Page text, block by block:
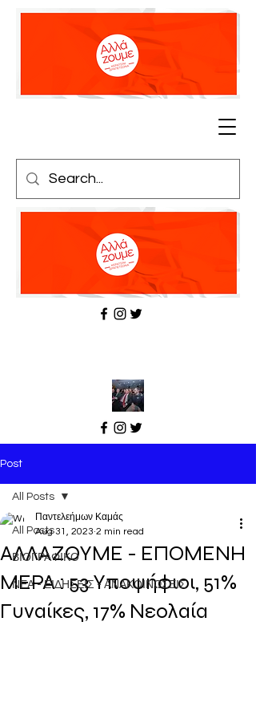
Post
All Posts
ΒΙΟΓΡΑΦΙΚΟ
ΝΕΑ - ΕΙΔΗΣΕΙΣ - ΑΝΑΚΟΙΝΩΣΕΙΣ
All Posts
ΑΛΛΑΖΟΥΜΕ - ΕΠΟΜΕΝΗ
ΜΕΡΑ : 53 Υποψήφιοι, 51%
Γυναίκες, 17% Νεολαία
Παντελεήμων Καμάς
Aug 31, 2023 2 min read